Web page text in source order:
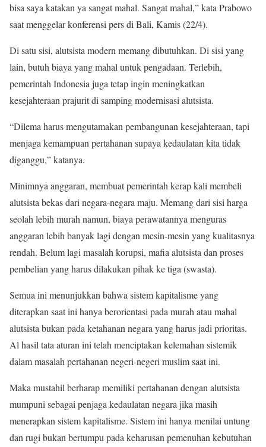
bisa saya katakan ya sangat mahal. Sangat mahal,” kata Prabowo
saat menggelar konferensi pers di Bali, Kamis (22/4).
Di satu sisi, alutsista modern memang dibutuhkan. Di sisi yang
lain, butuh biaya yang mahal untuk pengadaan. Terlebih,
pemerintah Indonesia juga tetap ingin meningkatkan
kesejahteraan prajurit di samping modernisasi alutsista.
“Dilema harus mengutamakan pembangunan kesejahteraan, tapi
menjaga kemampuan pertahanan supaya kedaulatan kita tidak
diganggu,” katanya.
Minimnya anggaran, membuat pemerintah kerap kali membeli
alutsista bekas dari negara-negara maju. Memang dari sisi harga
seolah lebih murah namun, biaya perawatannya menguras
anggaran lebih banyak lagi dengan mesin-mesin yang kualitasnya
rendah. Belum lagi masalah korupsi, mafia alutsista dan proses
pembelian yang harus dilakukan pihak ke tiga (swasta).
Semua ini menunjukkan bahwa sistem kapitalisme yang
diterapkan saat ini hanya berorientasi pada murah atau mahal
alutsista bukan pada ketahanan negara yang harus jadi prioritas.
Al hasil tata aturan ini telah menciptakan kelemahan sistemik
dalam masalah pertahanan negeri-negeri muslim saat ini.
Maka mustahil berharap memiliki pertahanan dengan alutsista
mumpuni sebagai penjaga kedaulatan negara jika masih
menerapkan sistem kapitalisme. Sistem ini hanya menilai untung
dan rugi bukan bertumpu pada keharusan pemenuhan kebutuhan